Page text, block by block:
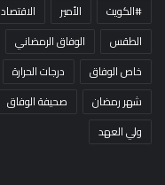
#الكويت الأمير الاقتصاد
الطقس
الوفاق الرمضاني
خاص الوفاق
درجات الحرارة
شهر رمضان
صحيفة الوفاق
ولي العهد